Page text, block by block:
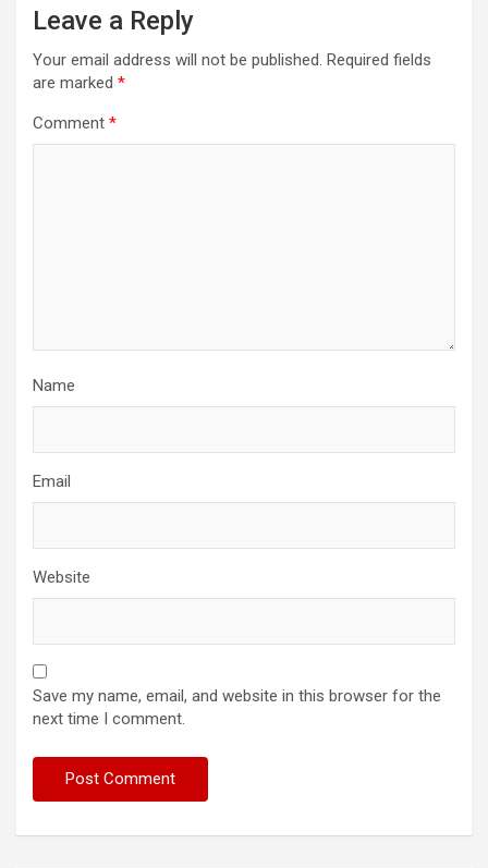
Leave a Reply
Your email address will not be published. Required fields
are marked *
Comment *
Name
Email
Website
Save my name, email, and website in this browser for the
next time I comment.